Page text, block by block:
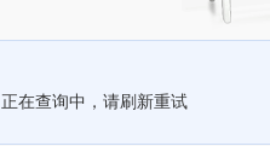
正在查询中，请刷新重试